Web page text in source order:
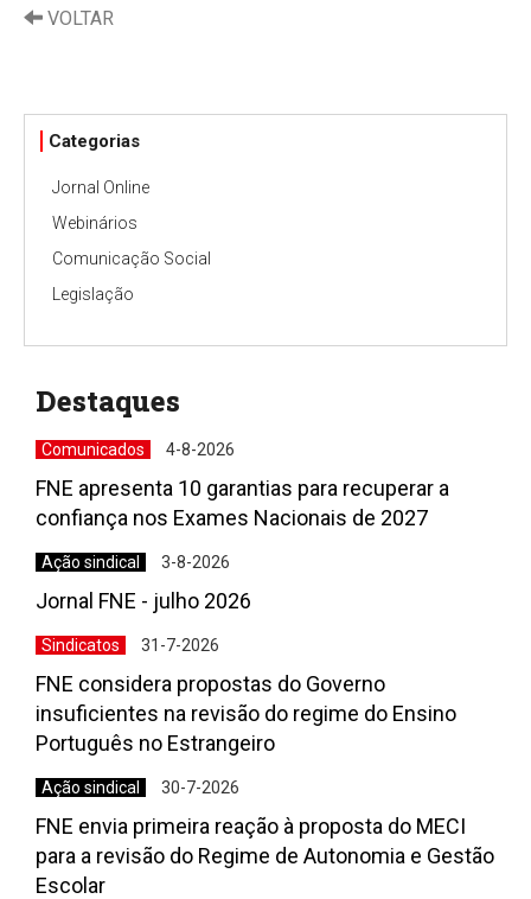
VOLTAR
Categorias
Jornal Online
Webinários
Comunicação Social
Legislação
Destaques
Comunicados 4-8-2026
FNE apresenta 10 garantias para recuperar a
confiança nos Exames Nacionais de 2027
Ação sindical 3-8-2026
Jornal FNE - julho 2026
Sindicatos 31-7-2026
FNE considera propostas do Governo
insuficientes na revisão do regime do Ensino
Português no Estrangeiro
Ação sindical 30-7-2026
FNE envia primeira reação à proposta do MECI
para a revisão do Regime de Autonomia e Gestão
Escolar